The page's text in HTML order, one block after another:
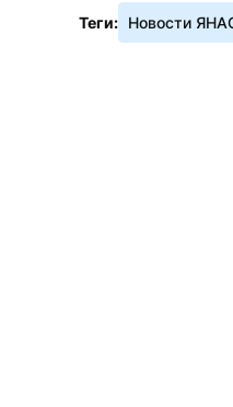
Теги: Новости